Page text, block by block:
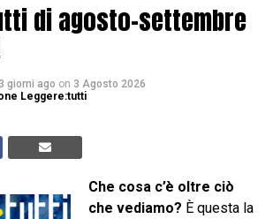
di agosto-settembre
3 giorni ago on 3 Agosto 2026
Leggere:tutti
Che cosa c’è oltre ciò
che vediamo? È questa la